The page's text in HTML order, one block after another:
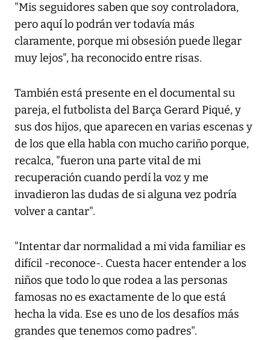
"Mis seguidores saben que soy controladora,
pero aquí lo podrán ver todavía más
claramente, porque mi obsesión puede llegar
muy lejos", ha reconocido entre risas.
También está presente en el documental su
pareja, el futbolista del Barça Gerard Piqué, y
sus dos hijos, que aparecen en varias escenas y
de los que ella habla con mucho cariño porque,
recalca, "fueron una parte vital de mi
recuperación cuando perdí la voz y me
invadieron las dudas de si alguna vez podría
volver a cantar".
"Intentar dar normalidad a mi vida familiar es
difícil -reconoce-. Cuesta hacer entender a los
niños que todo lo que rodea a las personas
famosas no es exactamente de lo que está
hecha la vida. Ese es uno de los desafíos más
grandes que tenemos como padres".